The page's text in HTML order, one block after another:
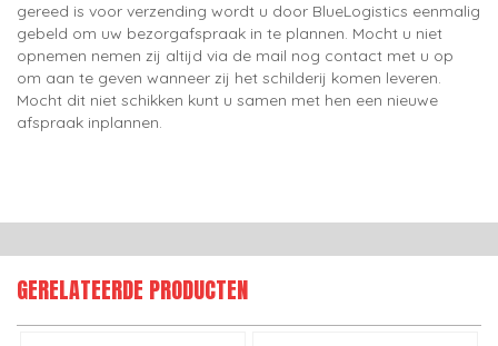
gereed is voor verzending wordt u door BlueLogistics eenmalig
gebeld om uw bezorgafspraak in te plannen. Mocht u niet
opnemen nemen zij altijd via de mail nog contact met u op
om aan te geven wanneer zij het schilderij komen leveren.
Mocht dit niet schikken kunt u samen met hen een nieuwe
afspraak inplannen.
GERELATEERDE PRODUCTEN